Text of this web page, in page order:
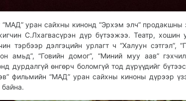
“МАД” уран сайхны кинонд “Эрхэм элч” продакшны
С.Лхагвасүрэн дүр бүтээжээ. Театр, хошин
тэрбээр дэлгэцийн урлагт ч “Халуун сэтгэл”,
амьд”, “Говийн домог”, “Миний муу аав”
дурдалгүй өнгөрч боломгүй тод дүрүүдийг
фильмийн “МАД” уран сайхны киноны дүрээр
байна.